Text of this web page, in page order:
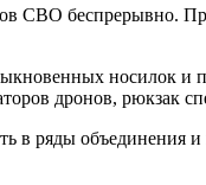
СВО беспрерывно.
носилок и
дронов, рюкзак
ряды объединения и